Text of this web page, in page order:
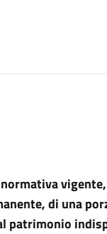
di una
patrimonio